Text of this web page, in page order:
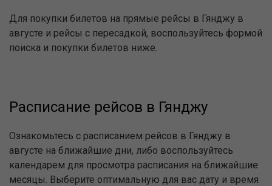
Для покупки билетов на прямые рейсы в Гянджу в
августе и рейсы с пересадкой, воспользуйтесь формой
поиска и покупки билетов ниже.
Расписание рейсов в Гянджу
Ознакомьтесь с расписанием рейсов в Гянджу в
августе на ближайшие дни, либо воспользуйтесь
календарем для просмотра расписания на ближайшие
месяцы. Выберите оптимальную для вас дату и время